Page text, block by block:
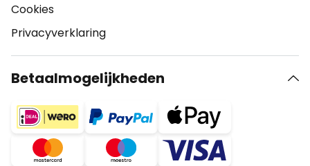
Cookies
Privacyverklaring
Betaalmogelijkheden